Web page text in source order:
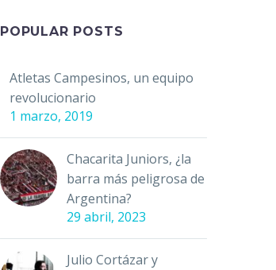
POPULAR POSTS
Atletas Campesinos, un equipo
revolucionario
1 marzo, 2019
Chacarita Juniors, ¿la
barra más peligrosa de
Argentina?
29 abril, 2023
Julio Cortázar y